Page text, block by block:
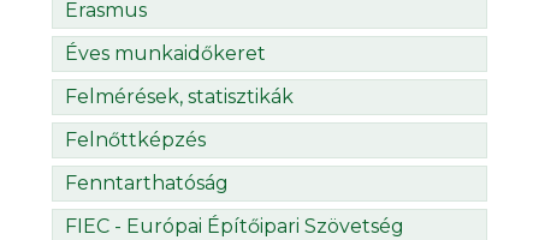
Erasmus
Éves munkaidőkeret
Felmérések, statisztikák
Felnőttképzés
Fenntarthatóság
FIEC - Európai Építőipari Szövetség